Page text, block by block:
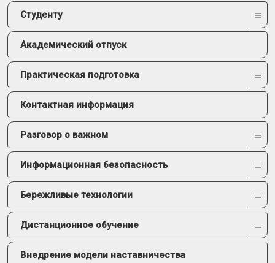
Студенту
Академический отпуск
Практическая подготовка
Контактная информация
Разговор о важном
Информационная безопасность
Бережливые технологии
Дистанционное обучение
Внедрение модели наставничества